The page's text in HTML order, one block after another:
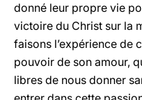
donné leur propre vie
victoire du Christ sur la
faisons l’expérience de
pouvoir de son amour,
libres de nous donner